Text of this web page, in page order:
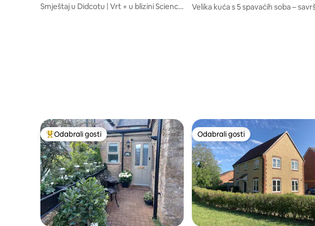
Smještaj u Didcotu | Vrt + u blizini Science
Velika kuća s 5 spavaćih soba –
Među najviše rangiranima s oznakom „Odabrali gosti”
Odabrali gosti Odabrali gosti
Odabrali gosti